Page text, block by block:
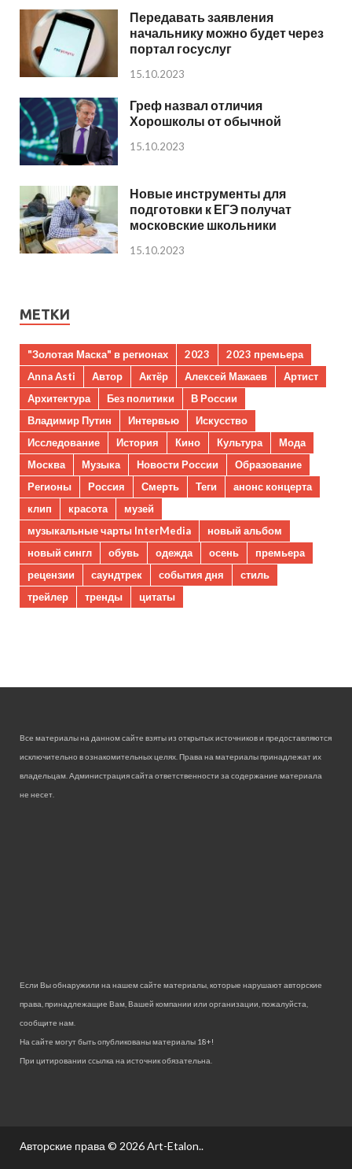
Передавать заявления
начальнику можно будет через
портал госуслуг
15.10.2023
Греф назвал отличия
Хорошколы от обычной
15.10.2023
Новые инструменты для
подготовки к ЕГЭ получат
московские школьники
15.10.2023
МЕТКИ
"Золотая Маска" в регионах 2023
2023 премьера
Anna Asti
Автор Актёр Алексей Мажаев
Артист
Архитектура
Без политики
В России
Владимир Путин
Интервью
Искусство
Исследование
История Кино Культура
Мода
Москва
Музыка Новости России
Образование
Регионы
Россия Смерть Теги
анонс концерта
клип
красота
музей
музыкальные чарты InterMedia
новый альбом
новый сингл
обувь одежда осень
премьера
рецензии
саундтрек события дня
стиль
трейлер
тренды цитаты
Все материалы на данном сайте взяты из открытых источников и предоставляются
исключительно в ознакомительных целях. Права на материалы принадлежат их
владельцам. Администрация сайта ответственности за содержание материала
не несет.
Если Вы обнаружили на нашем сайте материалы, которые нарушают авторские
права, принадлежащие Вам, Вашей компании или организации, пожалуйста,
сообщите нам.
На сайте могут быть опубликованы материалы 18+!
При цитировании ссылка на источник обязательна.
Авторские права © 2026Art-Etalon..